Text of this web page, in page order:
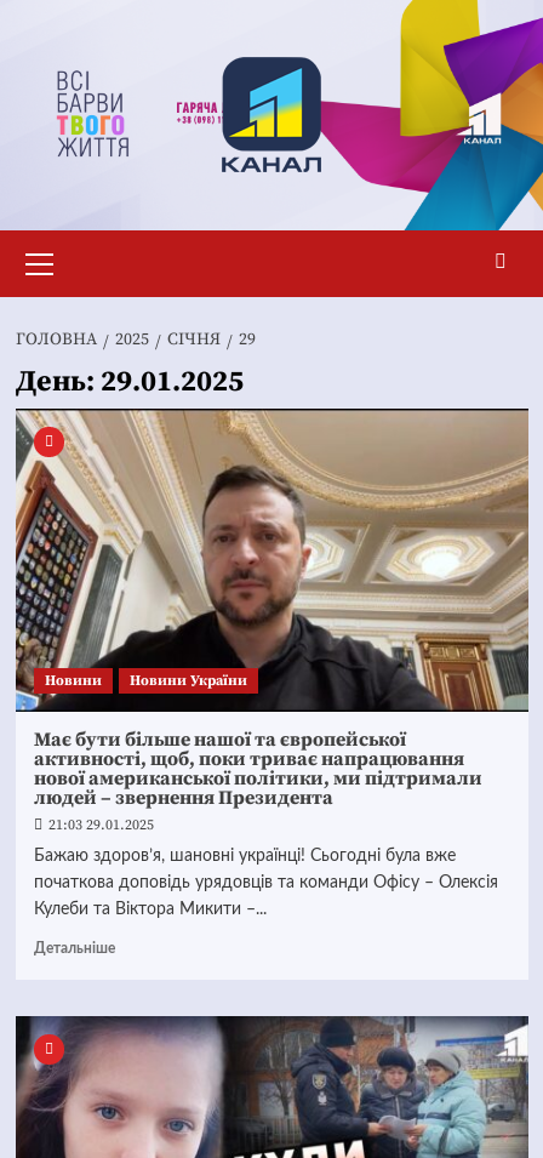
вмісту
меню
ГОЛОВНА 2025 СІЧНЯ 29
День: 29.01.2025
Новини Новини України
Має бути більше нашої та європейської
активності, щоб, поки триває напрацювання
нової американської політики, ми підтримали
людей – звернення Президента
21:03 29.01.2025
Бажаю здоров’я, шановні українці! Сьогодні була вже
початкова доповідь урядовців та команди Офісу – Олексія
Кулеби та Віктора Микити –...
Детальніше